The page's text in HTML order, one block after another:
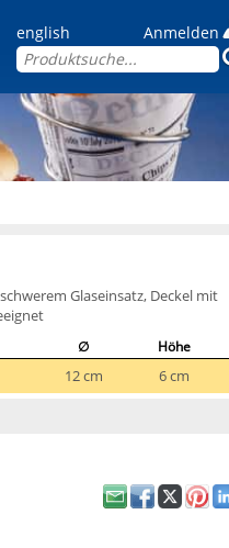
english Anmelden
Glaseinsatz, Deckel mit
∅ Höhe
12 cm 6 cm